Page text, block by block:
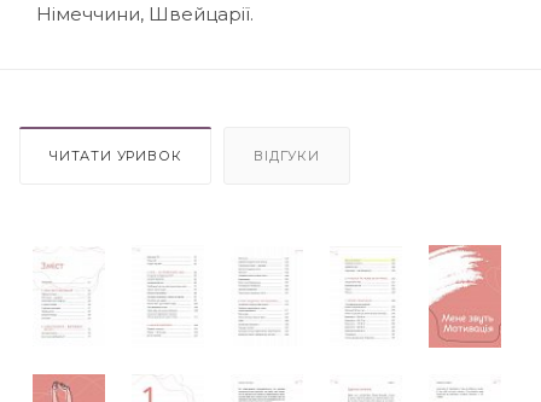
Німеччини, Швейцарії.
ЧИТАТИ УРИВОК ВІДГУКИ